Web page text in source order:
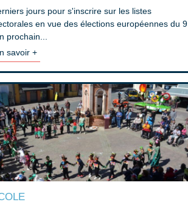
jours pour s'inscrire sur les listes
en vue des élections européennes du 9
prochain...
savoir +